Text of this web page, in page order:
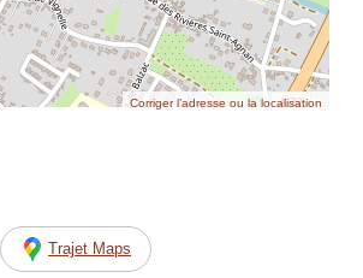
Corriger l’adresse ou la localisation
Trajet Maps